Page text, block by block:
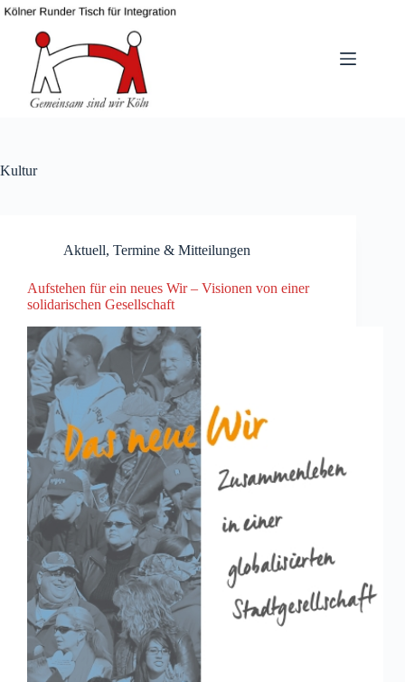
Zum
springen
Kultur
Aktuell, Termine & Mitteilungen
Aufstehen für ein neues Wir – Visionen von einer
solidarischen Gesellschaft